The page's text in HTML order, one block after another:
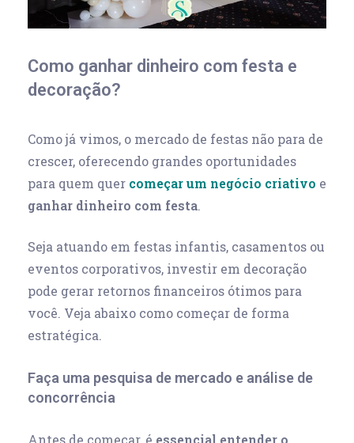
Como ganhar dinheiro com festa e
decoração?
Como já vimos, o mercado de festas não para de
crescer, oferecendo grandes oportunidades
para quem quer começar um negócio criativo e
ganhar dinheiro com festa.
Seja atuando em festas infantis, casamentos ou
eventos corporativos, investir em decoração
pode gerar retornos financeiros ótimos para
você. Veja abaixo como começar de forma
estratégica.
Faça uma pesquisa de mercado e análise de
concorrência
Antes de começar, é essencial entender o